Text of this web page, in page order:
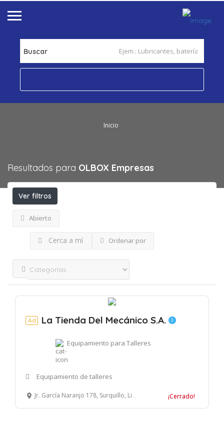
Buscar
Inicio
Resultados para OLBOX Empresas
Ver filtros
Abierto
Cerca a mí Ordenar por
Ad La Tienda Del Mecánico S.A.
Equipamiento para Talleres
Equipamiento de talleres
Jr. García Naranjo 178, Surquillo, Lima, Perú ¡Cerrado!